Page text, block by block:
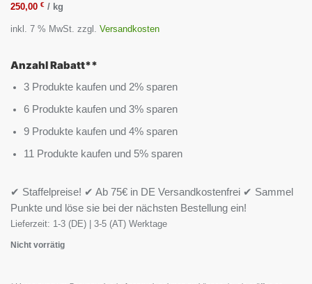
250,00 € / kg
inkl. 7 % MwSt. zzgl. Versandkosten
Anzahl Rabatt**
3 Produkte kaufen und 2% sparen
6 Produkte kaufen und 3% sparen
9 Produkte kaufen und 4% sparen
11 Produkte kaufen und 5% sparen
✔ Staffelpreise! ✔ Ab 75€ in DE Versandkostenfrei ✔ Sammel
Punkte und löse sie bei der nächsten Bestellung ein!
Lieferzeit: 1-3 (DE) | 3-5 (AT) Werktage
Nicht vorrätig